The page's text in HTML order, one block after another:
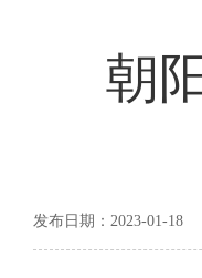
朝
发布日期：2023-01-18